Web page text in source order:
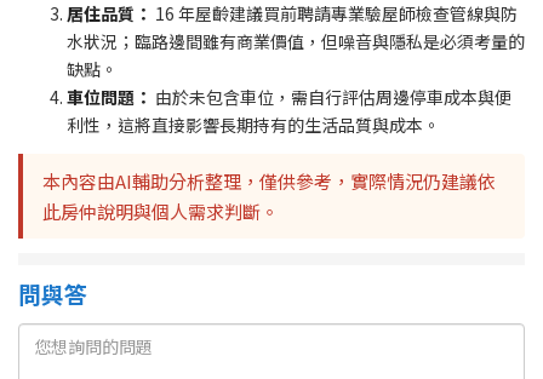
居住品質： 16 年屋齡建議買前聘請專業驗屋師檢查管線與防
水狀況；臨路邊間雖有商業價值，但噪音與隱私是必須考量的
缺點。
車位問題： 由於未包含車位，需自行評估周邊停車成本與便
利性，這將直接影響長期持有的生活品質與成本。
本內容由AI輔助分析整理，僅供參考，實際情況仍建議依
此房仲說明與個人需求判斷。
問與答